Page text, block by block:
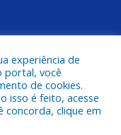
de Alenquer.
experiência de
portal, você
de cookies.
isso é feito, acesse
concorda, clique em